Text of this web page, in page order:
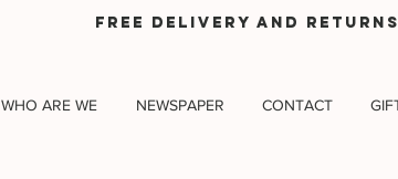
Free delivery and
WHO ARE WE NEWSPAPER CONTACT